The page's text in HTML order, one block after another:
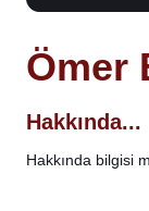
Ömer
Hakkında...
Hakkında bilgisi